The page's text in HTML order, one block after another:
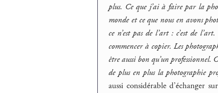
plus. Ce que j’ai à faire par la
monde et ce que nous en avons
ce n’est pas de l’art : c’est de
commencer à copier. Les
être aussi bon qu’un professionnel.
de plus en plus la photographie
aussi considérable d’échanger